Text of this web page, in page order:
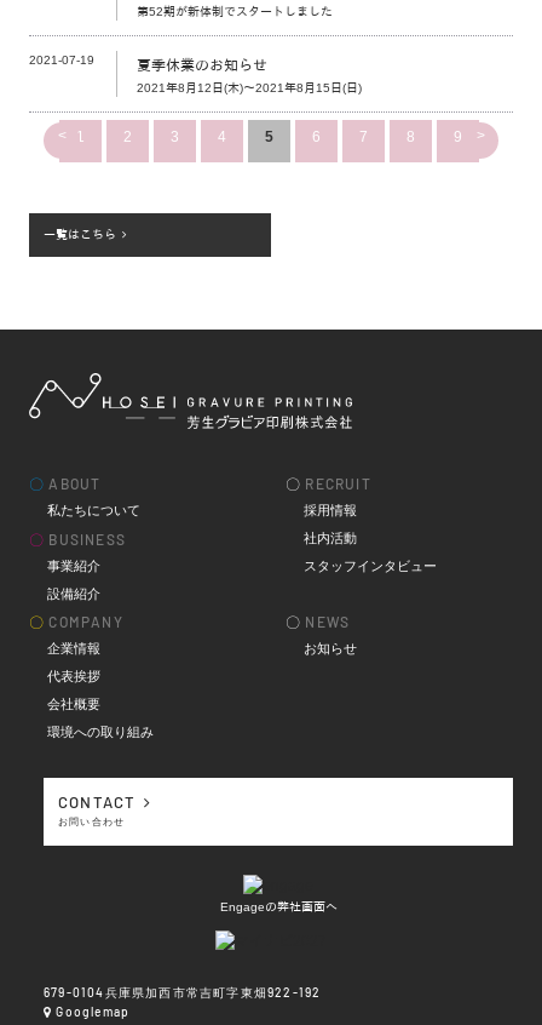
第52期が新体制でスタートしました
2021-07-19 夏季休業のお知らせ
2021年8月12日(木)～2021年8月15日(日)
< 1 2 3 4 5 6 7 8 9 >
一覧はこちら
〇 ABOUT 〇 RECRUIT
私たちについて 採用情報
〇 BUSINESS
社内活動
事業紹介
スタッフインタビュー
設備紹介
〇 COMPANY 〇 NEWS
企業情報
お知らせ
代表挨拶
会社概要
環境への取り組み
CONTACT
お問い合わせ
Engageの弊社画面へ
679-0104兵庫県加西市常吉町字東畑922-192
Googlemap